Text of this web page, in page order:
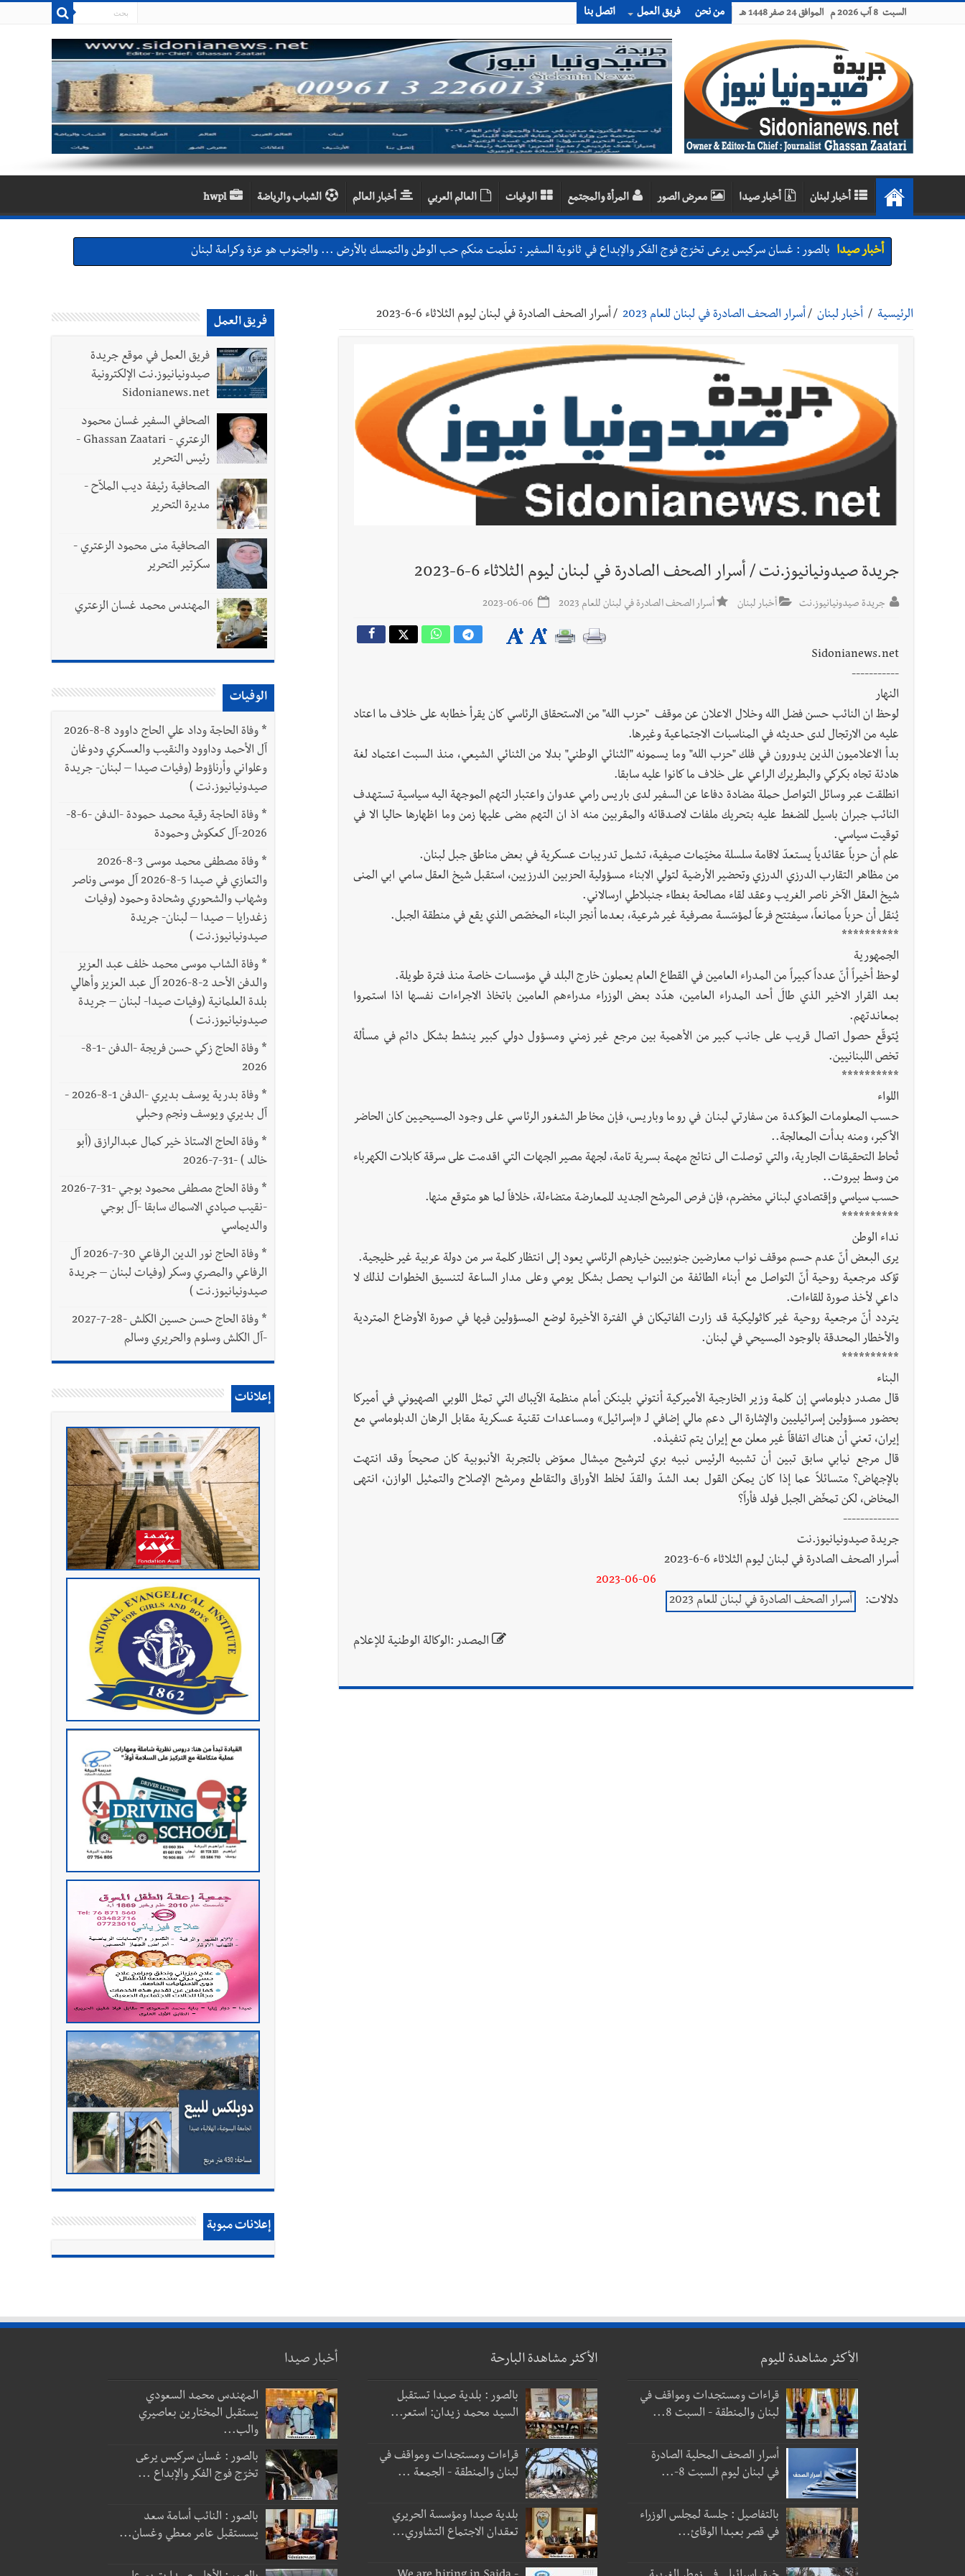
السبت 8 آب 2026 م الموافق 24 صفر 1448 هـ من نحن فريق العمل اتصل بنا
أخبار لبنان أخبار صيدا معرض الصور المرأة والمجتمع الوفيات العالم العربي أخبار العالم الشباب والرياضة hwpl
أخبار صيدا بالصور : غسان سركيس يرعى تخرّج فوج الفكر والإبداع في ثانوية السفير : تعلّمت منكم حب الوطن والتمسك بالأرض ... والجنوب هو عزة وكرامة لبنان
أخبار صيدا
بلدية صيدا : حجز مركبتي توكتوك وتغريم صاحبهما بسبب الإزعاج الصوتي
بلدية صيدا ومؤسسة الحريري تعقدان الاجتماع التشاوري الأول للمرصد الحضري
أخبار لبنان خرق إسرائيلي في زوطر الغربية وساتر ترابي قبالة آخر نقطة للجيش اللبناني
أخبار لبنان
روابط القطاع العام : إضراب الاثنين احتجاجا على تقسيط المفعول الرجعي
أخبار لبنان خلفيات توقيف السفير الفلسطيني السابق أشرف دبور: تداخل السياسة بالقضاء ولبنان قد يسلّمه إلى السلطة
حراك ديبلوماسي للتجديد لـ اليونيفيل .. مسؤول غربي يُحذّر من الفراغ !
أخبار لبنان ليلة سقوط رياض سلامة... هل ننتظر الحقيقة؟
الرئيسية / أخبار لبنان / أسرار الصحف الصادرة في لبنان للعام 2023 / أسرار الصحف الصادرة في لبنان ليوم الثلاثاء 6-6-2023
جريدة صيدونيانيوز.نت / أسرار الصحف الصادرة في لبنان ليوم الثلاثاء 6-6-2023
جريدة صيدونيانيوز.نت أخبار لبنان أسرار الصحف الصادرة في لبنان للعام 2023
Sidonianews.net
-----------
النهار
لوحظ ان النائب حسن فضل الله وخلال الاعلان عن موقف "حزب الله" من الاستحقاق الرئاسي كان يقرأ خطابه على خلاف ما اعتاد
عليه من الارتجال لدى حديثه في المناسبات الاجتماعية وغيرها.
بدأ الاعلاميون الذين يدورون في فلك "حزب الله" وما يسمونه "الثنائي الوطني" بدلا من الثنائي الشيعي، منذ السبت اعتماد لغة
هادئة تجاه بكركي والبطريرك الراعي على خلاف ما كانوا عليه سابقا.
انطلقت عبر وسائل التواصل حملة مضادة دفاعا عن السفير لدى باريس رامي عدوان واعتبار التهم الموجهة اليه سياسية تستهدف
النائب جبران باسيل للضغط عليه بتحريك ملفات لاصدقائه والمقربين منه اذ ان التهم مضى عليها زمن وما اظهارها حاليا الا في
توقيت سياسي.
علم أن حزباً عقائدياً يستعدّ لاقامة سلسلة مخيّمات صيفية، تشمل تدريبات عسكرية في بعض مناطق جبل لبنان.
من مظاهر التقارب الدرزي الدرزي وتحضير الأرضية لتولي الابناء مسؤولية الحزبين الدرزيين، استقبل شيخ العقل سامي ابي المنى
شيخ العقل الآخر ناصر الغريب وعقد لقاء مصالحة بغطاء جنبلاطي ارسالاني.
يُنقل أن حزباً ممانعاً، سيفتتح فرعاً لمؤسّسة مصرفية غير شرعية، بعدما أنجز البناء المخصّص الذي يقع في منطقة الجبل.
**********
الجمهورية
لوحظ أخيراً أنّ عدداً كبيراً من المدراء العامين في القطاع العام يعملون خارج البلد في مؤسسات خاصة منذ فترة طويلة.
بعد القرار الاخير الذي طالَ أحد المدراء العامين، هدّد بعض الوزراء مدراءهم العامين باتخاذ الاجراءات نفسها اذا استمروا
بمعاندتهم.
يُتوقّع حصول اتصال قريب على جانب كبير من الأهمية بين مرجع غير زمني ومسؤول دولي كبير ينشط بشكل دائم في مسألة
تخص اللبنانيين.
**********
اللواء
حسب المعلومات المؤكدة من سفارتي لبنان في روما وباريس، فإن مخاطر الشغور الرئاسي على وجود المسيحيين كان الحاضر
الأكبر، ومنه بدأت المعالجة..
تُحاط التحقيقات الجارية، والتي توصلت الى نتائج مهمة بسرية تامة، لجهة مصير الجهات التي اقدمت على سرقة كابلات الكهرباء
من وسط بيروت..
حسب سياسي وإقتصادي لبناني مخضرم، فإن فرص المرشح الجديد للمعارضة متضاءلة، خلافاً لما هو متوقع منها.
**********
نداء الوطن
يرى البعض أنّ عدم حسم موقف نواب معارضين جنوبيين خيارهم الرئاسي يعود إلى انتظار كلمة سر من دولة عربية غير خليجية.
تؤكد مرجعية روحية أنّ التواصل مع أبناء الطائفة من النواب يحصل بشكل يومي وعلى مدار الساعة لتنسيق الخطوات لذلك لا
داعي لأخذ صورة للقاءات.
يتردد أنّ مرجعية روحية غير كاثوليكية قد زارت الفاتيكان في الفترة الأخيرة لوضع المسؤولين فيها في صورة الأوضاع المتردية
والأخطار المحدقة بالوجود المسيحي في لبنان.
**********
البناء
قال مصدر دبلوماسي إن كلمة وزير الخارجية الأميركية أنتوني بلينكن أمام منظمة الآيباك التي تمثل اللوبي الصهيوني في أميركا
بحضور مسؤولين إسرائيليين والإشارة الى دعم مالي إضافي لـ «إسرائيل» ومساعدات تقنية عسكرية مقابل الرهان الدبلوماسي مع
إيران، تعني أن هناك اتفاقاً غير معلن مع إيران يتم تنفيذه.
قال مرجع نيابي سابق تبين أن تشبيه الرئيس نبيه بري لترشيح ميشال معوّض بالتجربة الأنبوبية كان صحيحاً وقد انتهت
بالإجهاض؟ متسائلاً عما إذا كان يمكن القول بعد الشدّ والقدّ لخلط الأوراق والتقاطع ومرشح الإصلاح والتمثيل الوازن، انتهى
المخاض، لكن تمخّض الجبل فولد فأراً؟
-------------
جريدة صيدونيانيوز.نت
أسرار الصحف الصادرة في لبنان ليوم الثلاثاء 6-6-2023
2023-06-06
دلالات:
أسرار الصحف الصادرة في لبنان للعام 2023
المصدر :الوكالة الوطنية للإعلام
فريق العمل
فريق العمل في موقع جريدة
صيدونيانيوز.نت الإلكترونية
Sidonianews.net
الصحافي السفير غسان محمود
الزعتري - Ghassan Zaatari -
رئيس التحرير
الصحافية رئيفة ديب الملاّح -
مديرة التحرير
الصحافية منى محمود الزعتري -
سكرتير التحرير
المهندس محمد غسان الزعتري
الوفيات
*
وفاة الحاجة وداد علي الحاج داوود 8-8-2026
آل الأحمد وداوود والنقيب والعسكري ودوغان
وعلواني وأرناؤوط (وفيات صيدا – لبنان- جريدة
صيدونيانيوز.نت )
*
وفاة الحاجة رقية محمد حمودة -الدفن -6-8-
2026-آل كعكوش وحمودة
*
وفاة مصطفى محمد موسى 3-8-2026
والتعازي في صيدا 5-8-2026 آل موسى وناصر
وشهاب والشحوري وشحادة وحمود (وفيات
زغدرايا – صيدا – لبنان- جريدة
صيدونيانيوز.نت )
* وفاة الشاب موسى محمد خلف عبد العزيز
والدفن الأحد 2-8-2026 آل عبد العزيز وأهالي
بلدة العلمانية (وفيات صيدا- لبنان – جريدة
صيدونيانيوز.نت )
*
وفاة الحاج زكي حسن فريجة -الدفن -1-8-
2026
*
وفاة بدرية يوسف بديري -الدفن 1-8-2026 -
آل بديري ويوسف ونجم وحبلي
* وفاة الحاج الاستاذ خير كمال عبدالرازق (أبو
خالد ) -31-7-2026
*
وفاة الحاج مصطفى محمود بوجي -31-7-2026
-نقيب صيادي الاسماك سابقا -آل بوجي
والديماسي
*
وفاة الحاج نور الدين الرفاعي 30-7-2026 آل
الرفاعي والمصري وسكر (وفيات لبنان – جريدة
صيدونيانيوز.نت )
*
وفاة الحاج حسن حسين الكلش -28-7-2027
-آل الكلش وسلوم والحريري وسالم
إعلانات
إعلانات مبوبة
الأكثر مشاهدة لليوم
قراءات ومستجدات ومواقف في
لبنان والمنطقة - السبت 8...
أسرار الصحف المحلية الصادرة
في لبنان ليوم السبت 8-...
بالتفاصيل : جلسة لمجلس الوزراء
في قصر بعبدا الوقائ...
الأكثر مشاهدة البارحة
بالصور : بلدية صيدا تستقبل
السيد محمد زيدان: استعر...
قراءات ومستجدات ومواقف في
لبنان والمنطقة - الجمعة ...
بلدية صيدا ومؤسسة الحريري
تعقدان الاجتماع التشاوري...
أخبار صيدا
المهندس محمد السعودي
يستقبل المختارين بعاصيري
والب...
بالصور : غسان سركيس يرعى
تخرّج فوج الفكر والإبداع ...
بالصور : النائب أسامة سعد
يسستقبل عامر معطي وغسان...